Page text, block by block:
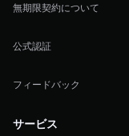
無期限契約について
公式認証
フィードバック
サービス